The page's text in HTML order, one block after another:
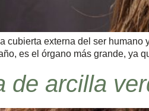
cubierta externa del ser
es el órgano más grande, ya
de arcilla